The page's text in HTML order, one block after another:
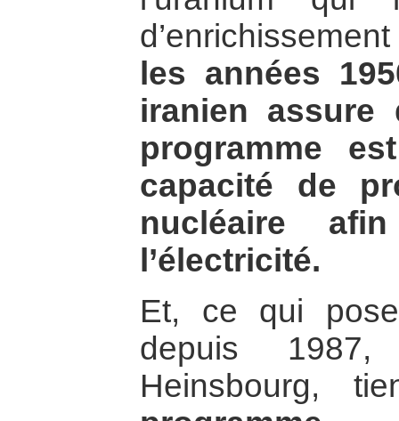
les années
iranien
programme
capacité de
nucléaire
l’électricité.
Et, ce qui
depuis 1987,
Heinsbourg,